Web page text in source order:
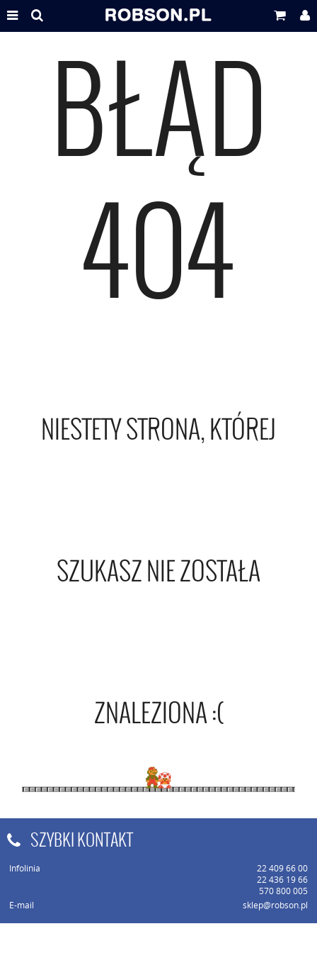
BŁĄD
404
NIESTETY STRONA, KTÓREJ
SZUKASZ NIE ZOSTAŁA
ZNALEZIONA :(
SZYBKI KONTAKT
Infolinia
22 409 66 00
22 436 19 66
570 800 005
E-mail
sklep@robson.pl